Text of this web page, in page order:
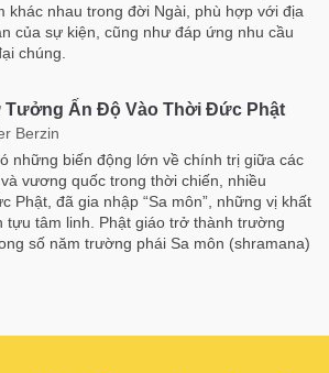
khác nhau trong đời Ngài, phù hợp với địa
của sự kiện, cũng như đáp ứng nhu cầu
chúng.
Tưởng Ấn Độ Vào Thời Đức Phật
Berzin
những biến động lớn về chính trị giữa các
vương quốc trong thời chiến, nhiều
Phật, đã gia nhập “Sa môn”, những vị khất
tựu tâm linh. Phật giáo trở thành trường
số năm trường phái Sa môn (shramana)